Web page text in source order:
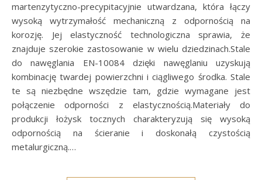
martenzytyczno-precypitacyjnie utwardzana, która łączy
wysoką wytrzymałość mechaniczną z odpornością na
korozję. Jej elastyczność technologiczna sprawia, że
znajduje szerokie zastosowanie w wielu dziedzinach.Stale
do nawęglania EN-10084 dzięki nawęglaniu uzyskują
kombinację twardej powierzchni i ciągliwego środka. Stale
te są niezbędne wszędzie tam, gdzie wymagane jest
połączenie odporności z elastycznością.Materiały do
produkcji łożysk tocznych charakteryzują się wysoką
odpornością na ścieranie i doskonałą czystością
metalurgiczną.…